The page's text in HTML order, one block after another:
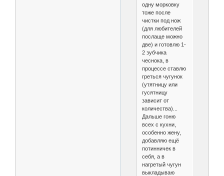
одну морковку
тоже после
чистки под нож
(для любителей
послаще можно
две) и готовлю 1-
2 зубчика
чеснока, в
процессе ставлю
греться чугунок
(утятницу или
гусятницу
зависит от
количества)...
Дальше гоню
всех с кухни,
особенно жену,
добавляю ещё
потинничек в
себя, а в
нагретый чугун
выкладываю